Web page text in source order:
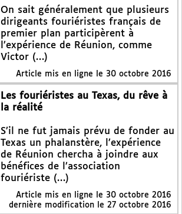
On sait généralement que plusieurs
dirigeants fouriéristes français de
premier plan participèrent à
l’expérience de Réunion, comme
Victor (…)
Article mis en ligne le 30 octobre 2016
Les fouriéristes au Texas, du rêve à
la réalité
S’il ne fut jamais prévu de fonder au
Texas un phalanstère, l’expérience
de Réunion chercha à joindre aux
bénéfices de l’association
fouriériste (…)
Article mis en ligne le 30 octobre 2016
dernière modification le 27 octobre 2016